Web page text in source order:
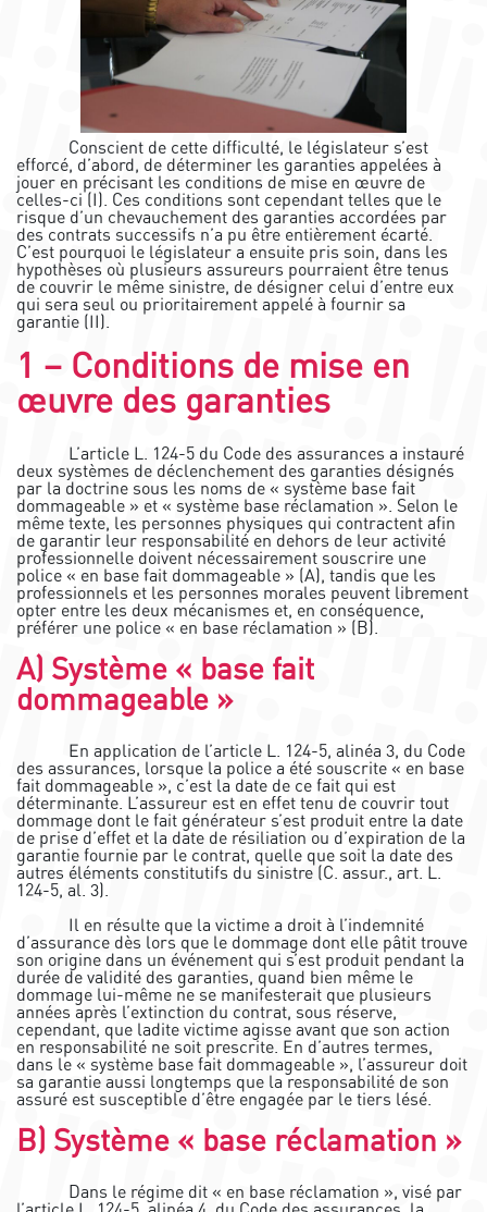
Conscient de cette difficulté, le législateur s’est
efforcé, d’abord, de déterminer les garanties appelées à
jouer en précisant les conditions de mise en œuvre de
celles-ci (I). Ces conditions sont cependant telles que le
risque d’un chevauchement des garanties accordées par
des contrats successifs n’a pu être entièrement écarté.
C’est pourquoi le législateur a ensuite pris soin, dans les
hypothèses où plusieurs assureurs pourraient être tenus
de couvrir le même sinistre, de désigner celui d’entre eux
qui sera seul ou prioritairement appelé à fournir sa
garantie (II).
1 – Conditions de mise en
œuvre des garanties
L’article L. 124-5 du Code des assurances a instauré
deux systèmes de déclenchement des garanties désignés
par la doctrine sous les noms de « système base fait
dommageable » et « système base réclamation ». Selon le
même texte, les personnes physiques qui contractent afin
de garantir leur responsabilité en dehors de leur activité
professionnelle doivent nécessairement souscrire une
police « en base fait dommageable » (A), tandis que les
professionnels et les personnes morales peuvent librement
opter entre les deux mécanismes et, en conséquence,
préférer une police « en base réclamation » (B).
A) Système « base fait
dommageable »
En application de l’article L. 124-5, alinéa 3, du Code
des assurances, lorsque la police a été souscrite « en base
fait dommageable », c’est la date de ce fait qui est
déterminante. L’assureur est en effet tenu de couvrir tout
dommage dont le fait générateur s’est produit entre la date
de prise d’effet et la date de résiliation ou d’expiration de la
garantie fournie par le contrat, quelle que soit la date des
autres éléments constitutifs du sinistre (C. assur., art. L.
124-5, al. 3).
Il en résulte que la victime a droit à l’indemnité
d’assurance dès lors que le dommage dont elle pâtit trouve
son origine dans un événement qui s’est produit pendant la
durée de validité des garanties, quand bien même le
dommage lui-même ne se manifesterait que plusieurs
années après l’extinction du contrat, sous réserve,
cependant, que ladite victime agisse avant que son action
en responsabilité ne soit prescrite. En d’autres termes,
dans le « système base fait dommageable », l’assureur doit
sa garantie aussi longtemps que la responsabilité de son
assuré est susceptible d’être engagée par le tiers lésé.
B) Système « base réclamation »
Dans le régime dit « en base réclamation », visé par